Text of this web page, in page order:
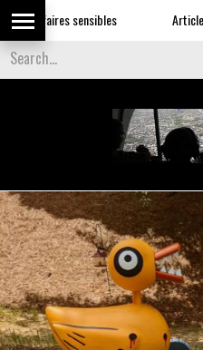
Articles gratuits DSI